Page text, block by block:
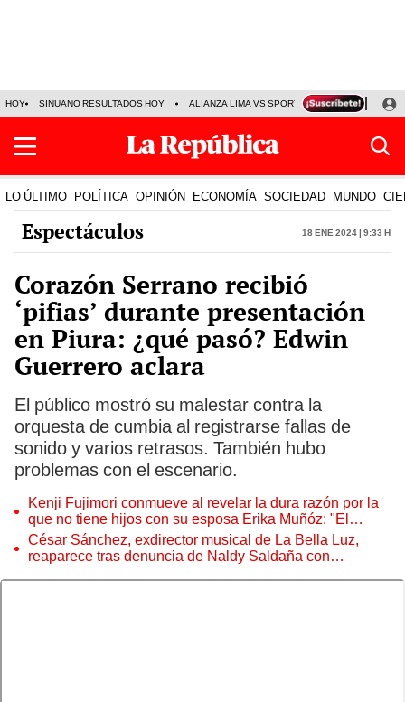
HOY SINUANO RESULTADOS HOY ALIANZA LIMA VS SPORT BOYS JORGE
LO ÚLTIMO POLÍTICA OPINIÓN ECONOMÍA SOCIEDAD MUNDO
Espectáculos 18 Ene 2024 | 9:33 h
Corazón Serrano recibió
‘pifias’ durante presentación
en Piura: ¿qué pasó? Edwin
Guerrero aclara
El público mostró su malestar contra la
orquesta de cumbia al registrarse fallas de
sonido y varios retrasos. También hubo
problemas con el escenario.
Kenji Fujimori conmueve al revelar la dura razón por la
que no tiene hijos con su esposa Erika Muñóz: "El
proceso judicial"
César Sánchez, exdirector musical de La Bella Luz,
reaparece tras denuncia de Naldy Saldaña con